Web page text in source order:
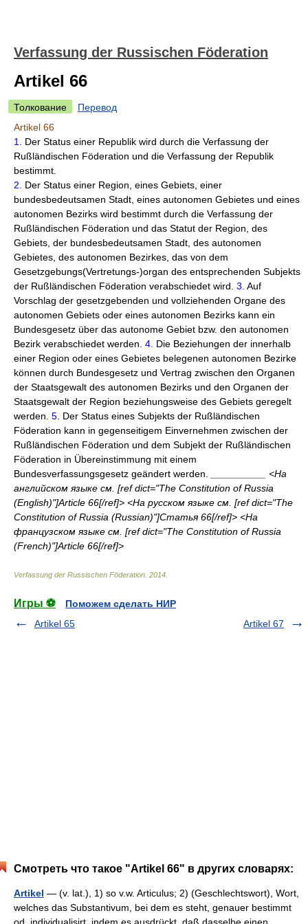
Verfassung der Russischen Föderation
Artikel 66
Толкование
Перевод
Artikel 66
1.
Der Status einer Republik wird durch die Verfassung der
Rußländischen Föderation und die Verfassung der Republik
bestimmt.
2.
Der Status einer Region, eines Gebiets, einer
bundesbedeutsamen Stadt, eines autonomen Gebietes und eines
autonomen Bezirks wird bestimmt durch die Verfassung der
Rußländischen Föderation und das Statut der Region, des
Gebiets, der bundesbedeutsamen Stadt, des autonomen
Gebietes, des autonomen Bezirkes, das von dem
Gesetzgebungs(Vertretungs-)organ des entsprechenden Subjekts
der Rußländischen Föderation verabschiedet wird. 3. Auf
Vorschlag der gesetzgebenden und vollziehenden Organe des
autonomen Gebiets oder eines autonomen Bezirks kann ein
Bundesgesetz über das autonome Gebiet bzw. den autonomen
Bezirk verabschiedet werden. 4. Die Beziehungen der innerhalb
einer Region oder eines Gebietes belegenen autonomen Bezirke
können durch Bundesgesetz und Vertrag zwischen den Organen
der Staatsgewalt des autonomen Bezirks und den Organen der
Staatsgewalt der Region beziehungsweise des Gebiets geregelt
werden. 5. Der Status eines Subjekts der Rußländischen
Föderation kann in gegenseitigem Einvernehmen zwischen der
Rußländischen Föderation und dem Subjekt der Rußländischen
Föderation in Übereinstimmung mit einem
Bundesverfassungsgesetz geändert werden.
__________ <На
английском языке см. [ref dict="The Constitution of Russia
(English)"]Article 66[/ref]> <На русском языке см. [ref dict="The
Constitution of Russia (Russian)"]Статья 66[/ref]> <На
французском языке см. [ref dict="The Constitution of Russia
(French)"]Article 66[/ref]>
Verfassung der Russischen Föderation 2014
Игры ⚽
Поможем сделать НИР
Artikel 65
Artikel 67
Смотреть что такое "Artikel 66" в других словарях:
Artikel — (v. lat.), 1) so v.w. Articulus; 2) (Geschlechtswort), Wort,
welches das Substantivum, bei dem es steht, genauer bestimmt